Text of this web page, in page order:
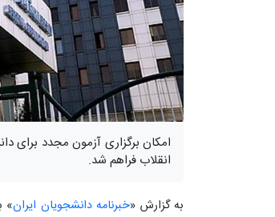
امکان برگزاری آزمون مجدد برای
انقلاب فراهم شد.
به گزارش «خبرنامه دانشجویان ایران»